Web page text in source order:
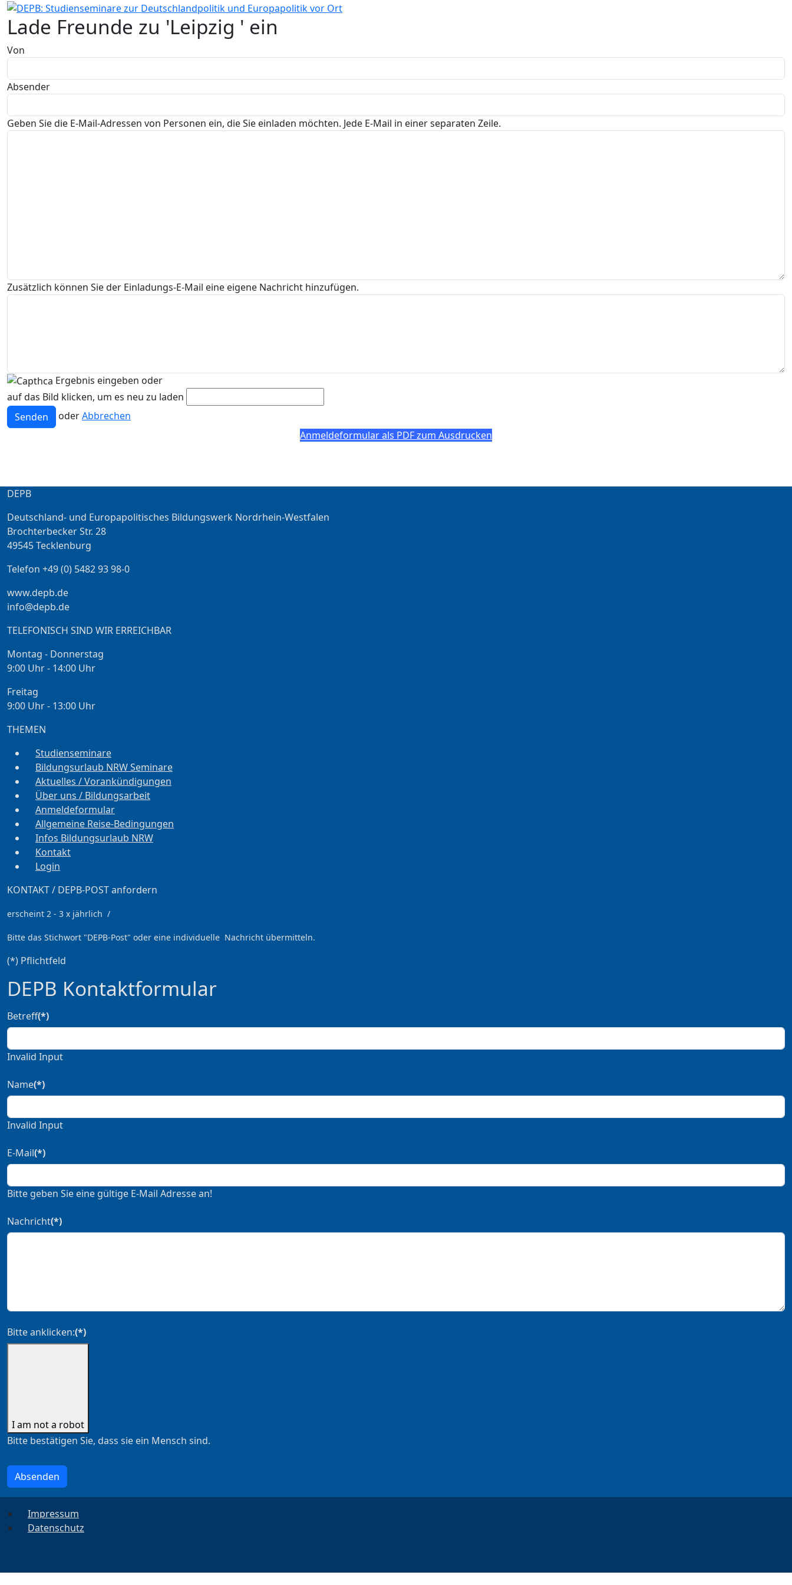
Lade Freunde zu 'Leipzig ' ein
Von
Absender
Geben Sie die E-Mail-Adressen von Personen ein, die Sie einladen möchten. Jede E-Mail in einer separaten Zeile.
Zusätzlich können Sie der Einladungs-E-Mail eine eigene Nachricht hinzufügen.
Ergebnis eingeben oder
auf das Bild klicken, um es neu zu laden
Senden
oderAbbrechen
Anmeldeformular als PDF zum Ausdrucken
DEPB
Deutschland- und Europapolitisches Bildungswerk Nordrhein-Westfalen
Brochterbecker Str. 28
49545 Tecklenburg
Telefon +49 (0) 5482 93 98-0
www.depb.de
info@depb.de
TELEFONISCH SIND WIR ERREICHBAR
Montag - Donnerstag
9:00 Uhr - 14:00 Uhr
Freitag
9:00 Uhr - 13:00 Uhr
THEMEN
Studienseminare
Bildungsurlaub NRW Seminare
Aktuelles / Vorankündigungen
Über uns / Bildungsarbeit
Anmeldeformular
Allgemeine Reise-Bedingungen
Infos Bildungsurlaub NRW
Kontakt
Login
KONTAKT / DEPB-POST anfordern
erscheint 2 - 3 x jährlich /
Bitte das Stichwort "DEPB-Post" oder eine individuelle Nachricht übermitteln.
(*) Pflichtfeld
DEPB Kontaktformular
Betreff(*)
Invalid Input
Name(*)
Invalid Input
E-Mail(*)
Bitte geben Sie eine gültige E-Mail Adresse an!
Nachricht(*)
Bitte anklicken:(*)
I am not a robot
Bitte bestätigen Sie, dass sie ein Mensch sind.
Absenden
Impressum
Datenschutz